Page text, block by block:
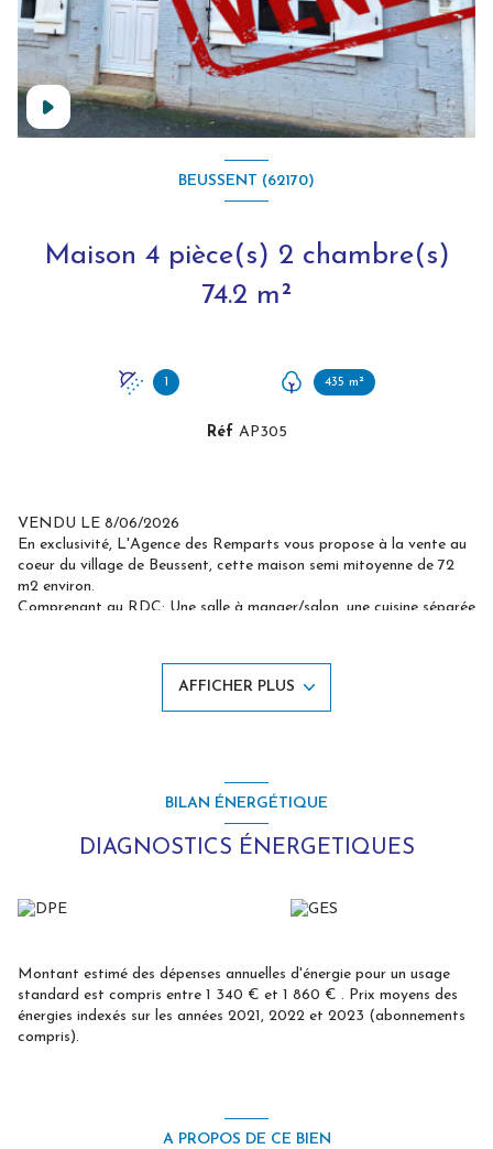
BEUSSENT (62170)
Maison 4 pièce(s) 2 chambre(s)
74.2 m²
1 435 m²
Réf AP305
VENDU LE 8/06/2026
En exclusivité, L'Agence des Remparts vous propose à la vente au
coeur du village de Beussent, cette maison semi mitoyenne de 72
m2 environ.
Comprenant au RDC: Une salle à manger/salon, une cuisine séparée
petite étable bien serviable pour le stockage.
Menuiseries PVC double vitrage - Radiateurs électriques à inertie -
À visiter sans attendre uniquement avec L'Agence des Remparts,
64 47 59 16, joignable 7 jours/7.
AFFICHER PLUS
BILAN ÉNERGÉTIQUE
DIAGNOSTICS ÉNERGETIQUES
Montant estimé des dépenses annuelles d'énergie pour un usage
standard est compris entre 1 340 € et 1 860 € . Prix moyens des
énergies indexés sur les années 2021, 2022 et 2023 (abonnements
compris).
A PROPOS DE CE BIEN